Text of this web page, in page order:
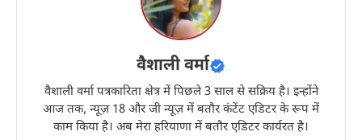
वैशाली वर्मा
वैशाली वर्मा पत्रकारिता क्षेत्र में पिछले 3 साल से सक्रिय है। इन्होंने
आज तक, न्यूज़ 18 और जी न्यूज़ में बतौर कंटेंट एडिटर के रूप में
काम किया है। अब मेरा हरियाणा में बतौर एडिटर कार्यरत है।